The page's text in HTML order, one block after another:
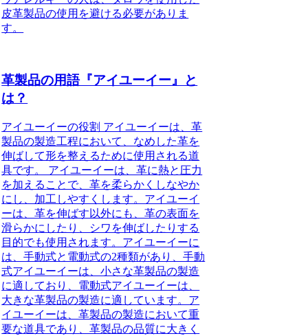
皮革製品の使用を避ける必要がありま
す。
革製品の用語『アイユーイー』と
は？
アイユーイーの役割 アイユーイーは、革
製品の製造工程において、なめした革を
伸ばして形を整えるために使用される道
具です。 アイユーイーは、革に熱と圧力
を加えることで、革を柔らかくしなやか
にし、加工しやすくします。アイユーイ
ーは、革を伸ばす以外にも、革の表面を
滑らかにしたり、シワを伸ばしたりする
目的でも使用されます。アイユーイーに
は、手動式と電動式の2種類があり、手動
式アイユーイーは、小さな革製品の製造
に適しており、電動式アイユーイーは、
大きな革製品の製造に適しています。ア
イユーイーは、革製品の製造において重
要な道具であり、革製品の品質に大きく